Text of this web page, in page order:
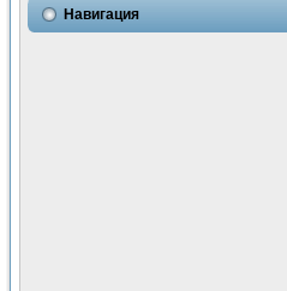
Навигация